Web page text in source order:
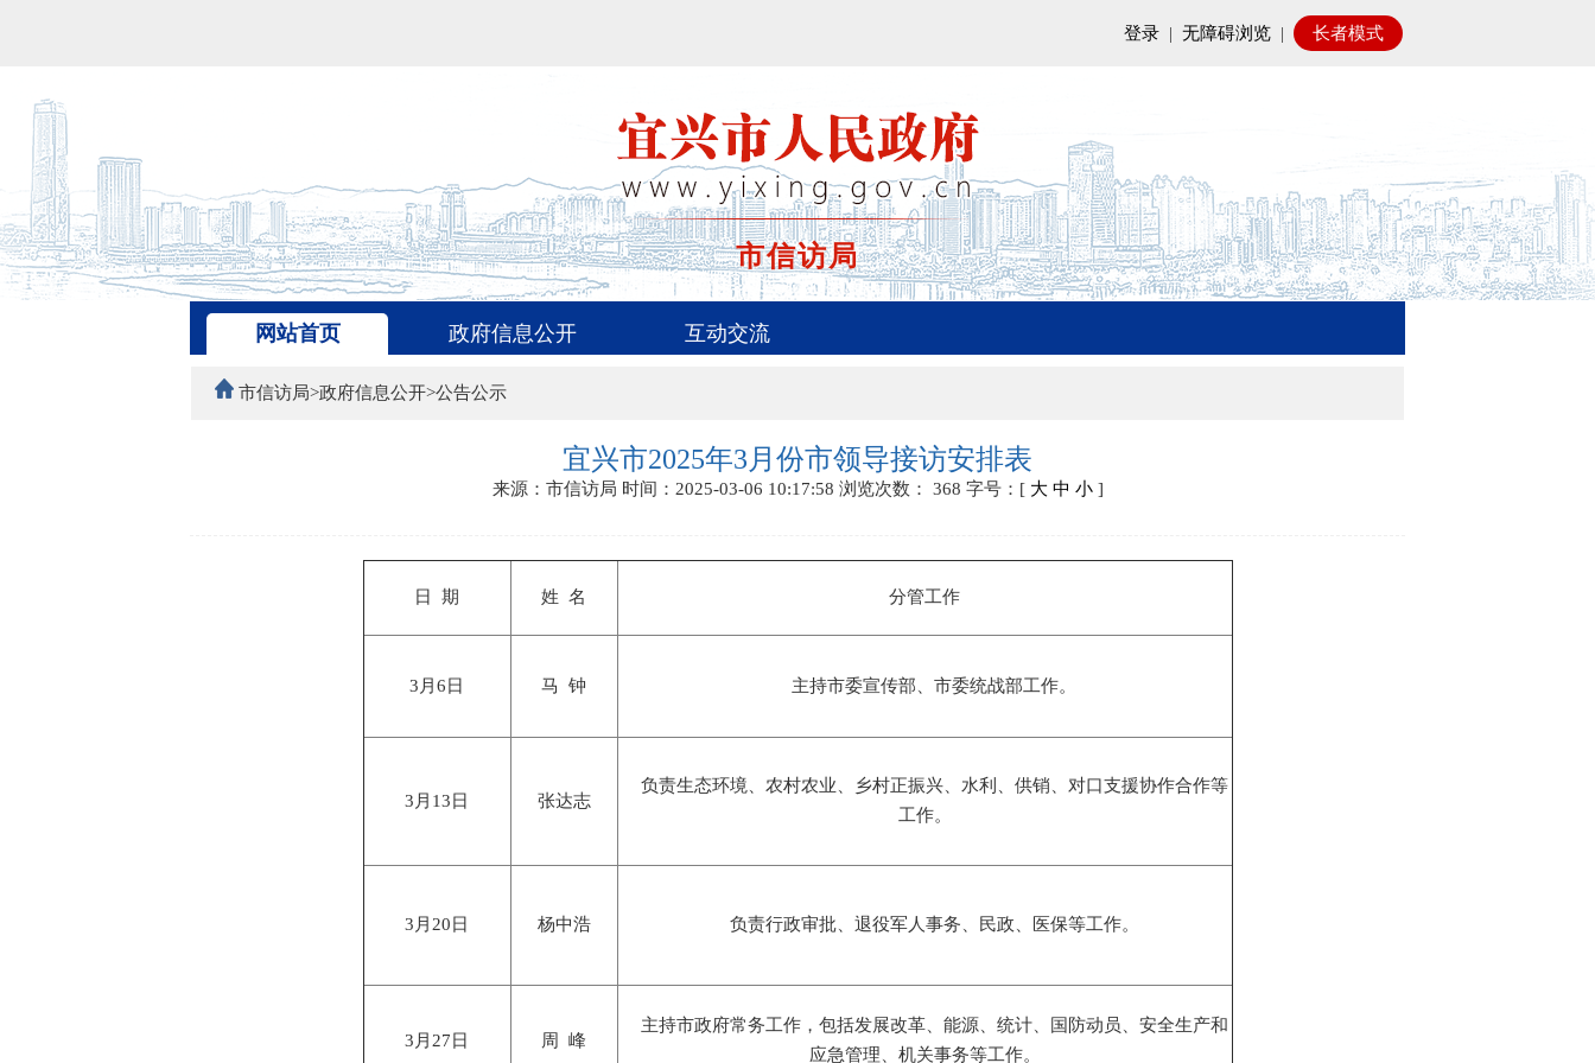
登录 | 无障碍浏览 | 长者模式
市信访局
网站首页 政府信息公开 互动交流
市信访局>政府信息公开>公告公示
宜兴市2025年3月份市领导接访安排表
来源：市信访局 时间：2025-03-06 10:17:58 浏览次数： 368 字号：[ 大 中 小]
日 期 姓 名 分管工作
3月6日 马 钟 主持市委宣传部、市委统战部工作。
3月13日 张达志
负责生态环境、农村农业、乡村正振兴、水利、供销、对口支援协作合作等
工作。
3月20日 杨中浩 负责行政审批、退役军人事务、民政、医保等工作。
3月27日 周 峰
主持市政府常务工作，包括发展改革、能源、统计、国防动员、安全生产和
应急管理、机关事务等工作。